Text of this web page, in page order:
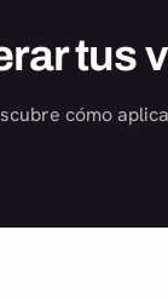
tus
cómo